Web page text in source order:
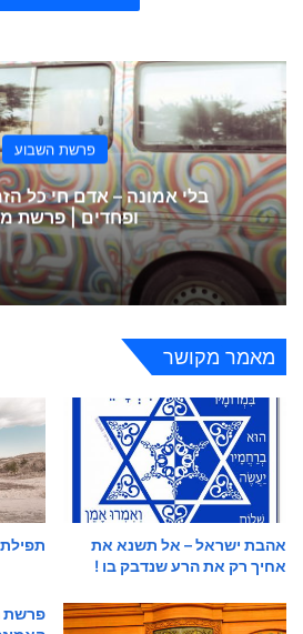
פרשת השבוע
בלי אמונה – אדם חי כל
ופחדים | פרשת
מאמר מקושר
אהבת ישראל – אל תשנא את
אחיך רק את הרע שנדבק בו !
פרשת